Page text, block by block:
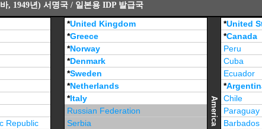
, 1949년) 서명국 / 일본용 IDP 발급국
Republic
*United Kingdom
*Greece
*Norway
*Denmark
*Sweden
*Netherlands
*Italy
Russian Federation
Serbia
America
*United
*Canada
Peru
Cuba
Ecuador
*
Chile
Paraguay
Barbados